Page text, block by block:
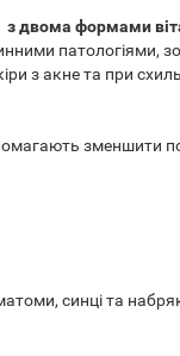
з двома формами
патологіями,
з акне та при
зменшити
синці та